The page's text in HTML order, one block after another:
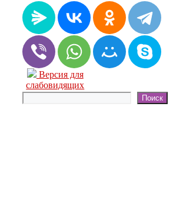
Версия для
слабовидящих
Поиск
Поиск